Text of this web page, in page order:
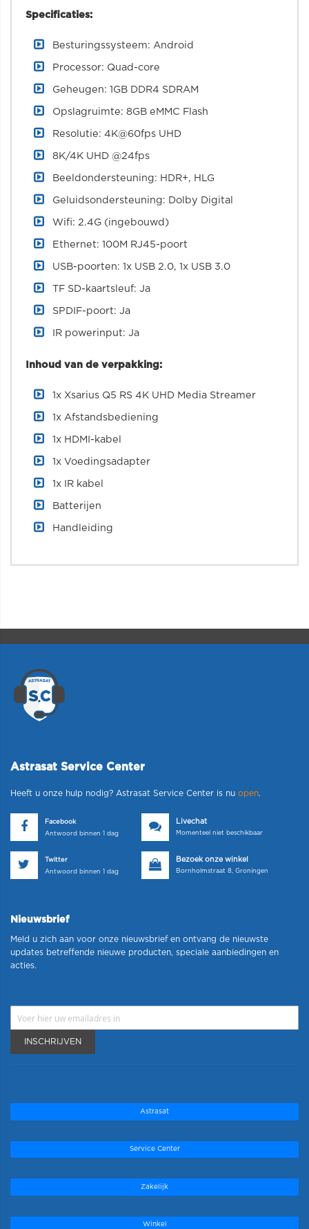
Specificaties:
Besturingssysteem: Android
Processor: Quad-core
Geheugen: 1GB DDR4 SDRAM
Opslagruimte: 8GB eMMC Flash
Resolutie: 4K@60fps UHD
8K/4K UHD @24fps
Beeldondersteuning: HDR+, HLG
Geluidsondersteuning: Dolby Digital
Wifi: 2.4G (ingebouwd)
Ethernet: 100M RJ45-poort
USB-poorten: 1x USB 2.0, 1x USB 3.0
TF SD-kaartsleuf: Ja
SPDIF-poort: Ja
IR powerinput: Ja
Inhoud van de verpakking:
1x Xsarius Q5 RS 4K UHD Media Streamer
1x Afstandsbediening
1x HDMI-kabel
1x Voedingsadapter
1x IR kabel
Batterijen
Handleiding
Astrasat Service Center
Heeft u onze hulp nodig? Astrasat Service Center is nu open.
Facebook
Antwoord binnen 1 dag
Livechat
Momenteel niet beschikbaar
Twitter
Antwoord binnen 1 dag
Bezoek onze winkel
Bornholmstraat 8, Groningen
Nieuwsbrief
Meld u zich aan voor onze nieuwsbrief en ontvang de nieuwste
updates betreffende nieuwe producten, speciale aanbiedingen en
acties.
INSCHRIJVEN
Astrasat
Service Center
Zakelijk
Winkel